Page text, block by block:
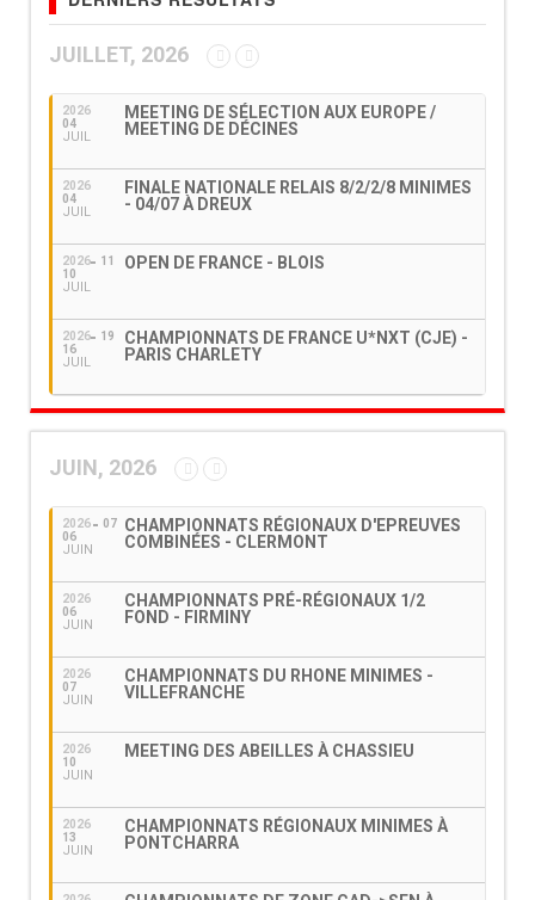
JUILLET, 2026
2026
04
JUIL
MEETING DE SÉLECTION AUX EUROPE /
MEETING DE DÉCINES
2026
04
JUIL
FINALE NATIONALE RELAIS 8/2/2/8 MINIMES
- 04/07 À DREUX
2026
10
JUIL
11 OPEN DE FRANCE - BLOIS
2026
16
JUIL
19
CHAMPIONNATS DE FRANCE U*NXT (CJE) -
PARIS CHARLETY
JUIN, 2026
2026
06
JUIN
07
CHAMPIONNATS RÉGIONAUX D'EPREUVES
COMBINÉES - CLERMONT
2026
06
JUIN
CHAMPIONNATS PRÉ-RÉGIONAUX 1/2
FOND - FIRMINY
2026
07
JUIN
CHAMPIONNATS DU RHONE MINIMES -
VILLEFRANCHE
2026
10
JUIN
MEETING DES ABEILLES À CHASSIEU
2026
13
JUIN
CHAMPIONNATS RÉGIONAUX MINIMES À
PONTCHARRA